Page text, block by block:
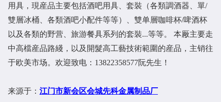
用具，現産品主要包括酒吧用具、套裝（各類調酒器、單/
雙層冰桶、各類酒吧小配件等等）、雙单層咖啡杯/啤酒杯
以及各類的野营、旅游餐具系列的套裝...等等。 本厰主要走
中高檔産品路綫，以及開髮高工藝技術範圍的産品，主销往
于欧美市场。欢迎致电：13822358577阮先生！
来源于： 江门市新会区会城先科金属制品厂